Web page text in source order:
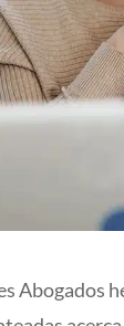
Abogados